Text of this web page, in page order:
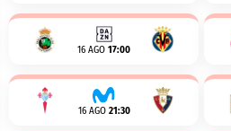
16 AGO 17:00
16 AGO 21:30